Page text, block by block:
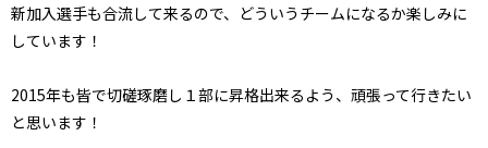
新加入選手も合流して来るので、どういうチームになるか楽しみに
しています！
2015年も皆で切磋琢磨し１部に昇格出来るよう、頑張って行きたい
と思います！